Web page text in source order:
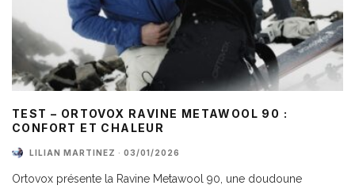
TEST – ORTOVOX RAVINE METAWOOL 90 :
CONFORT ET CHALEUR
LILIAN MARTINEZ · 03/01/2026
Ortovox présente la Ravine Metawool 90, une doudoune